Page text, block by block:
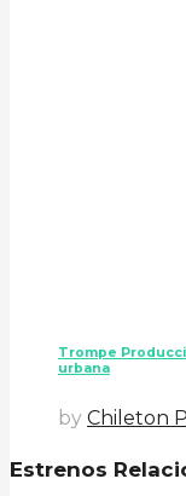
Trompe
urbana
by Chileton
Estrenos